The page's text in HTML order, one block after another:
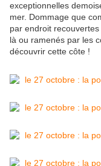
exceptionnelles
mer. Dommage que
par endroit
là ou ramenés par les
découvrir cette côte !